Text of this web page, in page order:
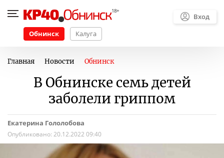
Обнинск Калуга
Вход
Главная Новости Обнинск
В Обнинске семь детей
заболели гриппом
Екатерина Гололобова
Опубликовано: 20.12.2022 09:40